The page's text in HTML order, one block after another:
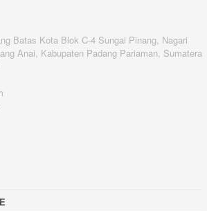
Batas Kota Blok C-4 Sungai Pinang, Nagari
Anai, Kabupaten Padang Pariaman, Sumatera